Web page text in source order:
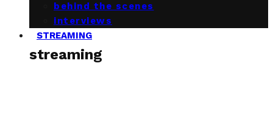
behind the scenes
interviews
STREAMING
streaming